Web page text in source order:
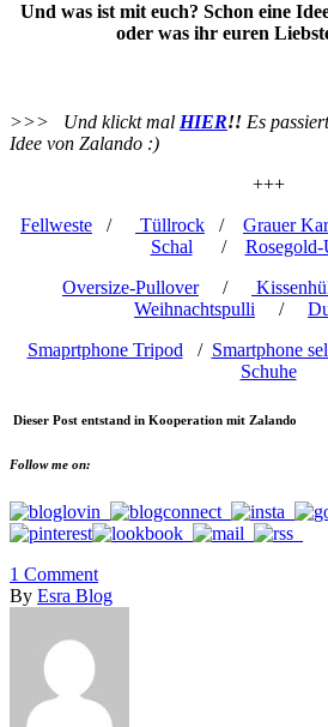
Und was ist mit euch? Schon eine
oder was ihr euren
>>> Und klickt mal HIER!! Es
Idee von Zalando :)
+++
Fellweste / Tüllrock / Grauer
Schal /
Oversize-Pullover/
Weihnachtspulli /
Smaprtphone Tripod / Smartphone
Schuhe
Dieser Post entstand in Kooperation mit Zalando
Follow me on:
1 Comment
By Esra Blog